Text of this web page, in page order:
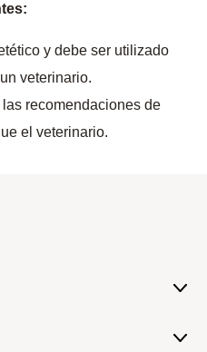
y debe ser utilizado
veterinario.
recomendaciones de
el veterinario.